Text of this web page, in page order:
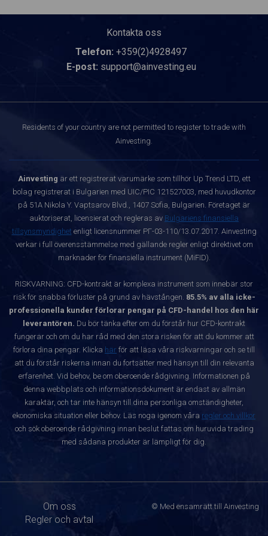
Kontakta oss
Telefon: +359(2)4928497
E-post: support@ainvesting.eu
Residents of your country are not permitted to register to trade with
Ainvesting.
Ainvesting är ett registrerat varumärke som tillhör Up Trend LTD, ett
bolag registrerat i Bulgarien med UIC/PIC 121527003, med huvudkontor
på 51A Nikola Y. Vaptsarov Blvd., 1407 Sofia, Bulgarien. Företaget är
auktoriserat, licensierat och regleras av Bulgariens finansiella
tillsynsmyndighetenligt licensnummer РГ-03-110/13.07.2017. Ainvesting
verkar i full överensstämmelse med gällande regler enligt direktivet om
marknader för finansiella instrument (MiFID).
RISKVARNING: CFD-kontrakt är komplexa instrument som innebär stor
risk för snabba förluster på grund av hävstången. 85.5% av alla icke-
professionella kunder förlorar pengar på CFD-handel hos den här
leverantören. Du bör tänka efter om du förstår hur CFD-kontrakt
fungerar och om du har råd med den stora risken för att du kommer att
förlora dina pengar. Klicka här för att läsa våra riskvarningar och se till
att du förstår riskerna innan du fortsätter med hänsyn till din relevanta
erfarenhet. Vid behov, be om oberoende rådgivning. Informationen på
denna webbplats och informationsdokument är endast av allmän
karaktär, och tar inte hänsyn till dina personliga omständigheter,
ekonomiska situation eller behov. Läs noga igenom våra regler och villkor
och sök oberoende rådgivning innan beslut fattas om huruvida trading
med sådana produkter är lämpligt för dig.
Om oss
Regler och avtal
© Med ensamrätt till Ainvesting